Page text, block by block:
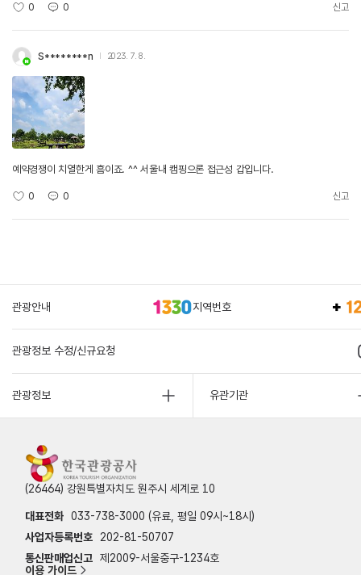
0 0 신고
S********n 2023. 7. 8.
예약경쟁이 치열한게 흠이죠. ^^ 서울내 캠핑으론 접근성 갑입니다.
0 0 신고
관광안내 지역번호
관광정보 수정/신규요청
관광정보 유관기관
(26464) 강원특별자치도 원주시 세계로 10
대표전화 033-738-3000 (유료, 평일 09시~18시)
사업자등록번호
202-81-50707
통신판매업신고 제2009-서울중구-1234호
이용 가이드